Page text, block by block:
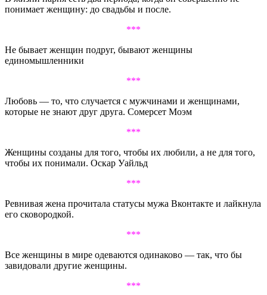
понимает женщину: до свадьбы и после.
***
Не бывает женщин подруг, бывают женщины
единомышленники
***
Любовь — то, что случается с мужчинами и женщинами,
которые не знают друг друга. Сомерсет Моэм
***
Женщины созданы для того, чтобы их любили, а не для того,
чтобы их понимали. Оскар Уайльд
***
Ревнивая жена прочитала статусы мужа Вконтакте и лайкнула
его сковородкой.
***
Все женщины в мире одеваются одинаково — так, что бы
завидовали другие женщины.
***